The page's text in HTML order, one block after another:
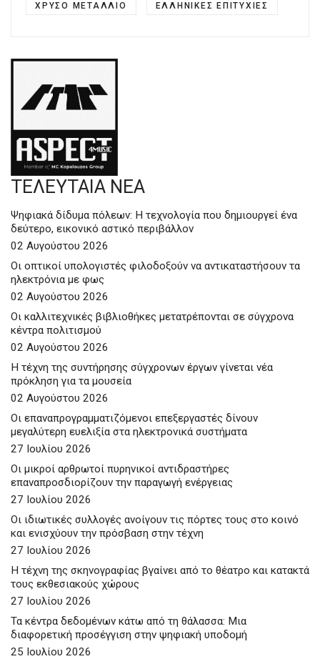
ΧΡΥΣΌ ΜΕΤΆΛΛΙΟ ΕΛΛΗΝΙΚΈΣ ΕΠΙΤΥΧΊΕΣ
ΤΕΛΕΥΤΑΙΑ ΝΕΑ
Ψηφιακά δίδυμα πόλεων: Η τεχνολογία που δημιουργεί ένα
δεύτερο, εικονικό αστικό περιβάλλον
02 Αυγούστου 2026
Οι οπτικοί υπολογιστές φιλοδοξούν να αντικαταστήσουν τα
ηλεκτρόνια με φως
02 Αυγούστου 2026
Οι καλλιτεχνικές βιβλιοθήκες μετατρέπονται σε σύγχρονα
κέντρα πολιτισμού
02 Αυγούστου 2026
Η τέχνη της συντήρησης σύγχρονων έργων γίνεται νέα
πρόκληση για τα μουσεία
02 Αυγούστου 2026
Οι επαναπρογραμματιζόμενοι επεξεργαστές δίνουν
μεγαλύτερη ευελιξία στα ηλεκτρονικά συστήματα
27 Ιουλίου 2026
Οι μικροί αρθρωτοί πυρηνικοί αντιδραστήρες
επαναπροσδιορίζουν την παραγωγή ενέργειας
27 Ιουλίου 2026
Οι ιδιωτικές συλλογές ανοίγουν τις πόρτες τους στο κοινό
και ενισχύουν την πρόσβαση στην τέχνη
27 Ιουλίου 2026
Η τέχνη της σκηνογραφίας βγαίνει από το θέατρο και κατακτά
τους εκθεσιακούς χώρους
27 Ιουλίου 2026
Τα κέντρα δεδομένων κάτω από τη θάλασσα: Μια
διαφορετική προσέγγιση στην ψηφιακή υποδομή
25 Ιουλίου 2026